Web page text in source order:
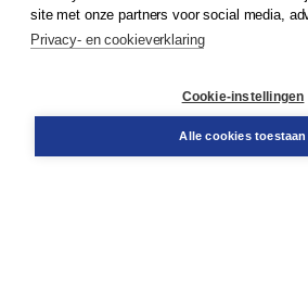
Bestellen
site met onze partners voor social media,
Privacy- en cookieverklaring
Cookie-instellingen
Alle cookies toestaan